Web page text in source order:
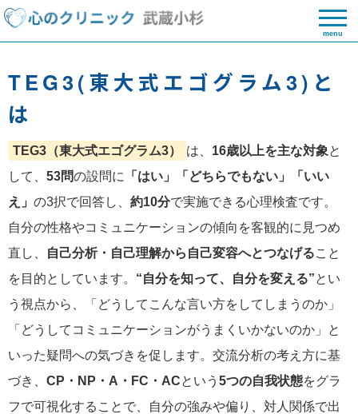
menu
TEG3(東大式エゴグラム3)と
は
TEG3（東大式エゴグラム3） は、 16歳以上を主な対象と
して、 53問の設問に
「はい」「どちらでもない」「いい
え」 の3択で回答し、 約10分で実施できる心理検査です。
自分の性格やコミュニケーションの傾向を客観的に見つめ
直し、
自己分析・自己理解から自己変容へとつなげること
を目的としています。 “自分を知って、自分を変える”とい
う視点から、「どうしてこんな言い方をしてしまうのか」
「どうしてコミュニケーションがうまくいかないのか」と
いった疑問への気づきを促します。交流分析の考え方に基
づき、 CP・NP・A・FC・ACという 5つの自我状態をグラ
フで可視化することで、自分の強みや偏り、対人関係で出